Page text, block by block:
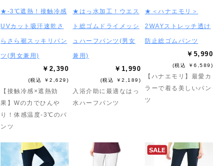
★-3℃遮熱！接触冷感
UVカット吸汗速乾さ
らさら裾スッキリパン
ツ(男女兼用)
￥2,390
(税込 ￥2,629)
【接触冷感×遮熱効
果】Wの力でひんや
り！体感温度-3℃のパ
ンツ
★はっ水加工！ウエス
ト総ゴムドライメッシ
ュハーフパンツ(男女
兼用)
￥1,990
(税込 ￥2,189)
入浴介助に最適なはっ
水ハーフパンツ
★＜ハナエモリ＞
2WAYストレッチ透け
防止総ゴムパンツ
￥5,990
(税込 ￥6,589)
【ハナエモリ】最愛カ
ラーで着る美しいパン
ツ